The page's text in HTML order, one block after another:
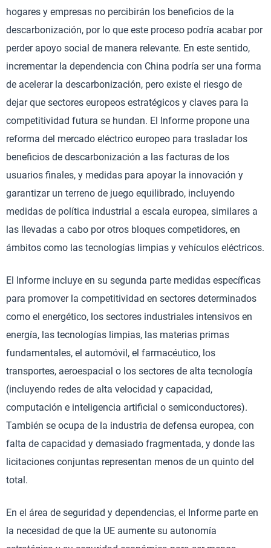
hogares y empresas no percibirán los beneficios de la
descarbonización, por lo que este proceso podría acabar por
perder apoyo social de manera relevante. En este sentido,
incrementar la dependencia con China podría ser una forma
de acelerar la descarbonización, pero existe el riesgo de
dejar que sectores europeos estratégicos y claves para la
competitividad futura se hundan. El Informe propone una
reforma del mercado eléctrico europeo para trasladar los
beneficios de descarbonización a las facturas de los
usuarios finales, y medidas para apoyar la innovación y
garantizar un terreno de juego equilibrado, incluyendo
medidas de política industrial a escala europea, similares a
las llevadas a cabo por otros bloques competidores, en
ámbitos como las tecnologías limpias y vehículos eléctricos.
El Informe incluye en su segunda parte medidas específicas
para promover la competitividad en sectores determinados
como el energético, los sectores industriales intensivos en
energía, las tecnologías limpias, las materias primas
fundamentales, el automóvil, el farmacéutico, los
transportes, aeroespacial o los sectores de alta tecnología
(incluyendo redes de alta velocidad y capacidad,
computación e inteligencia artificial o semiconductores).
También se ocupa de la industria de defensa europea, con
falta de capacidad y demasiado fragmentada, y donde las
licitaciones conjuntas representan menos de un quinto del
total.
En el área de seguridad y dependencias, el Informe parte en
la necesidad de que la UE aumente su autonomía